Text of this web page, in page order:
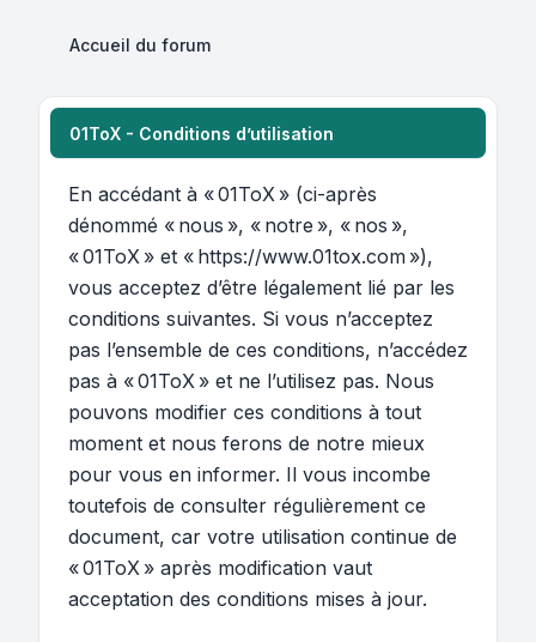
Accueil du forum
01ToX - Conditions d’utilisation
En accédant à « 01ToX » (ci-après
dénommé « nous », « notre », « nos »,
« 01ToX » et « https://www.01tox.com »),
vous acceptez d’être légalement lié par les
conditions suivantes. Si vous n’acceptez
pas l’ensemble de ces conditions, n’accédez
pas à « 01ToX » et ne l’utilisez pas. Nous
pouvons modifier ces conditions à tout
moment et nous ferons de notre mieux
pour vous en informer. Il vous incombe
toutefois de consulter régulièrement ce
document, car votre utilisation continue de
« 01ToX » après modification vaut
acceptation des conditions mises à jour.